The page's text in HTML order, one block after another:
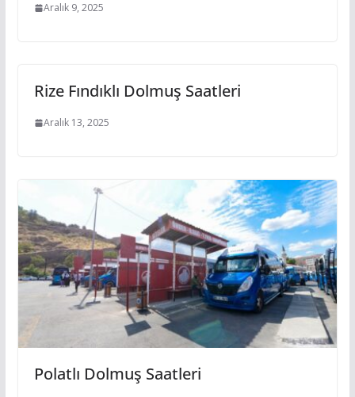
Aralık 9, 2025
Rize Fındıklı Dolmuş Saatleri
Aralık 13, 2025
Polatlı Dolmuş Saatleri